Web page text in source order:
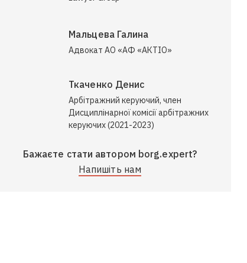
Мальцева Галина
Адвокат АО «АФ «АКТІО»
Ткаченко Денис
Арбітражний керуючий, член
Дисциплінарної комісії арбітражних
керуючих (2021-2023)
Бажаєте стати автором borg.expert?
Напишіть нам